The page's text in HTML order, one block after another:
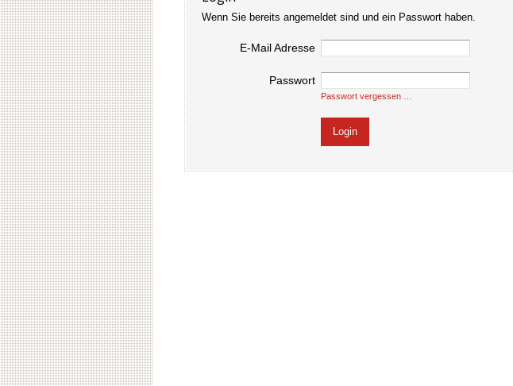
Wenn Sie bereits angemeldet sind und ein Passwort haben.
E-Mail Adresse
Passwort
Passwort vergessen …